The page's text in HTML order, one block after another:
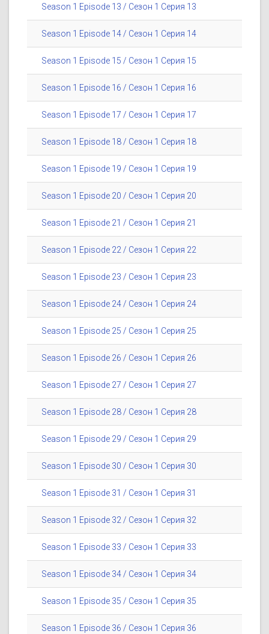
Season 1 Episode 13 / Сезон 1 Серия 13
Season 1 Episode 14 / Сезон 1 Серия 14
Season 1 Episode 15 / Сезон 1 Серия 15
Season 1 Episode 16 / Сезон 1 Серия 16
Season 1 Episode 17 / Сезон 1 Серия 17
Season 1 Episode 18 / Сезон 1 Серия 18
Season 1 Episode 19 / Сезон 1 Серия 19
Season 1 Episode 20 / Сезон 1 Серия 20
Season 1 Episode 21 / Сезон 1 Серия 21
Season 1 Episode 22 / Сезон 1 Серия 22
Season 1 Episode 23 / Сезон 1 Серия 23
Season 1 Episode 24 / Сезон 1 Серия 24
Season 1 Episode 25 / Сезон 1 Серия 25
Season 1 Episode 26 / Сезон 1 Серия 26
Season 1 Episode 27 / Сезон 1 Серия 27
Season 1 Episode 28 / Сезон 1 Серия 28
Season 1 Episode 29 / Сезон 1 Серия 29
Season 1 Episode 30 / Сезон 1 Серия 30
Season 1 Episode 31 / Сезон 1 Серия 31
Season 1 Episode 32 / Сезон 1 Серия 32
Season 1 Episode 33 / Сезон 1 Серия 33
Season 1 Episode 34 / Сезон 1 Серия 34
Season 1 Episode 35 / Сезон 1 Серия 35
Season 1 Episode 36 / Сезон 1 Серия 36